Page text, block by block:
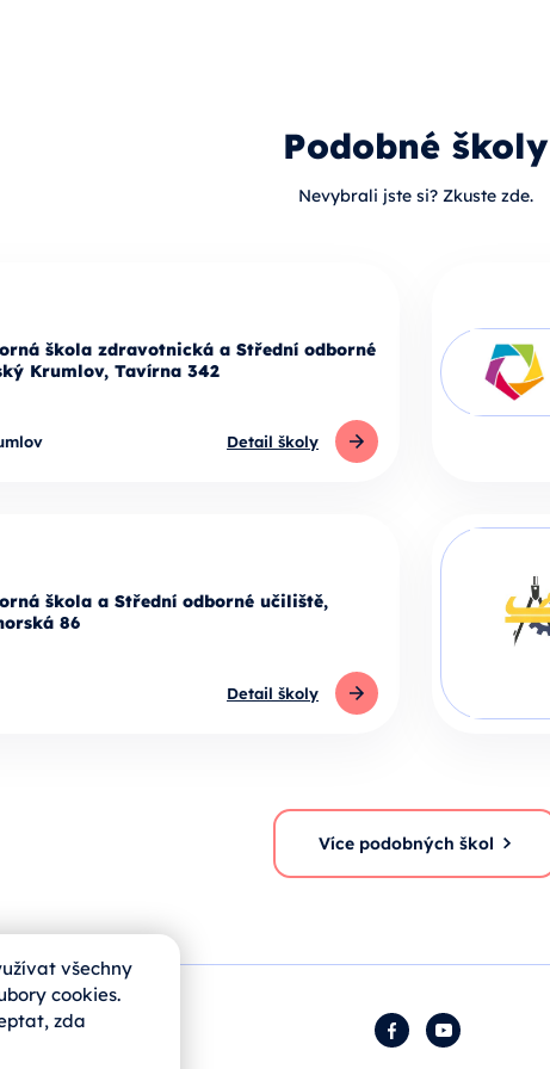
Podobné školy
Nevybrali jste si? Zkuste zde.
škola zdravotnická a Střední odborné
Krumlov, Tavírna 342
Detail školy
škola a Střední odborné učiliště,
86
Detail školy
Více podobných škol
FacebookYouTube
všechny
cookies.
zda